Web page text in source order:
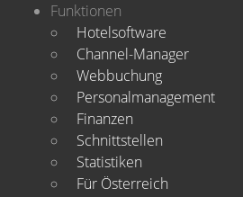
Funktionen
Hotelsoftware
Channel-Manager
Webbuchung
Personalmanagement
Finanzen
Schnittstellen
Statistiken
Für Österreich